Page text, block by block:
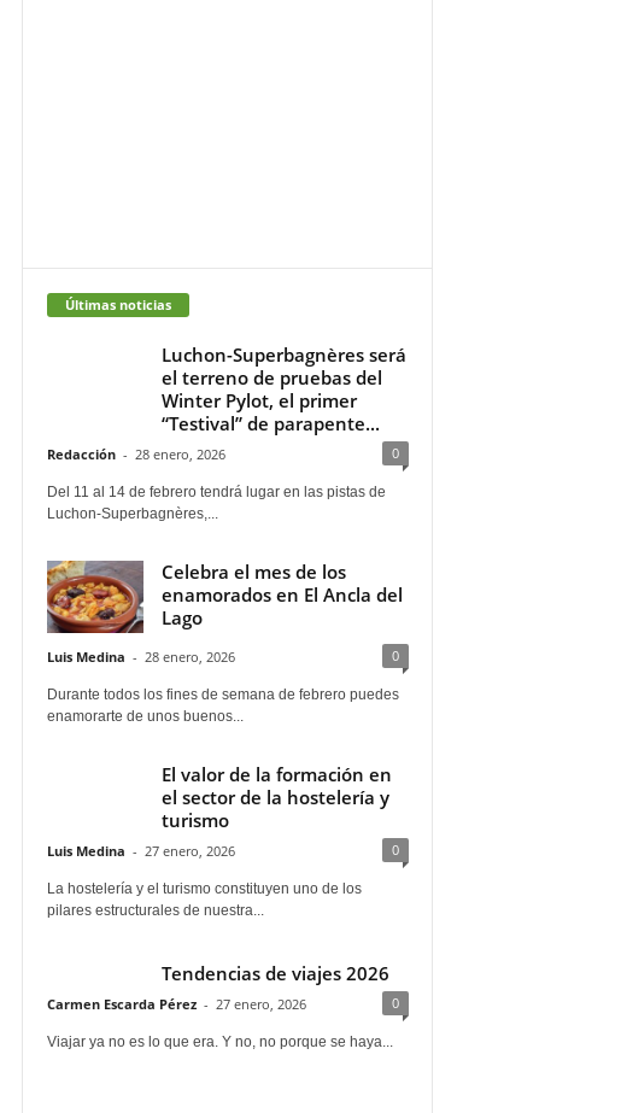
Últimas noticias
Luchon-Superbagnères será
el terreno de pruebas del
Winter Pylot, el primer
“Testival” de parapente...
Redacción - 28 enero, 2026 0
Del 11 al 14 de febrero tendrá lugar en las pistas de
Luchon-Superbagnères,...
Celebra el mes de los
enamorados en El Ancla del
Lago
Luis Medina - 28 enero, 2026 0
Durante todos los fines de semana de febrero puedes
enamorarte de unos buenos...
El valor de la formación en
el sector de la hostelería y
turismo
Luis Medina - 27 enero, 2026 0
La hostelería y el turismo constituyen uno de los
pilares estructurales de nuestra...
Tendencias de viajes 2026
Carmen Escarda Pérez - 27 enero, 2026 0
Viajar ya no es lo que era. Y no, no porque se haya...